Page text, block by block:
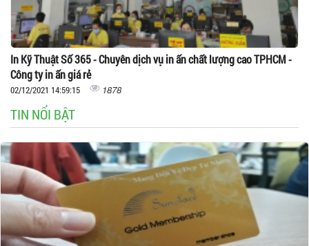
In Kỹ Thuật Số 365 - Chuyên dịch vụ in ấn chất lượng cao TPHCM -
Công ty in ấn giá rẻ
02/12/2021 14:59:15 1878
TIN NỔI BẬT